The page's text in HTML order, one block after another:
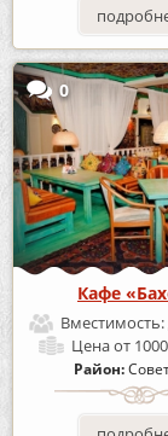
0
Кафе
Вместимость:
Ценаот
Район: